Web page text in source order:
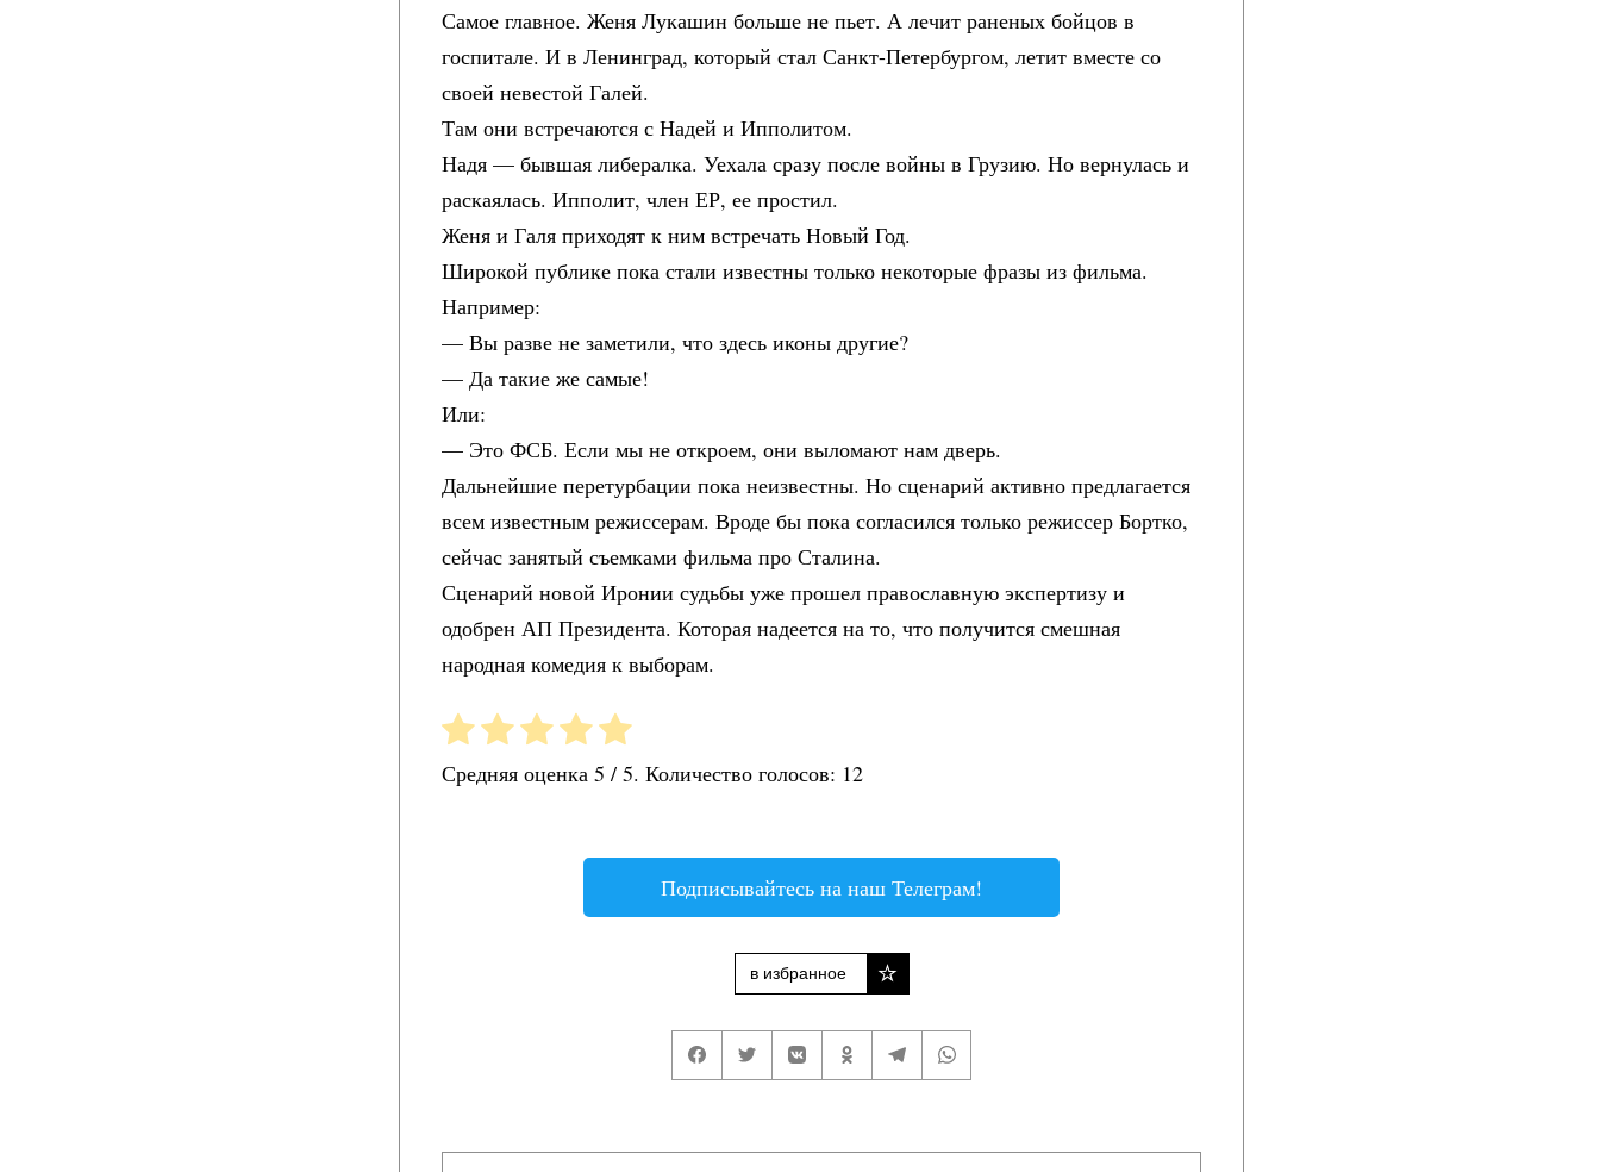
Самое главное. Женя Лукашин больше не пьет. А лечит раненых бойцов в
госпитале. И в Ленинград, который стал Санкт-Петербургом, летит вместе со
своей невестой Галей.
Там они встречаются с Надей и Ипполитом.
Надя — бывшая либералка. Уехала сразу после войны в Грузию. Но вернулась и
раскаялась. Ипполит, член ЕР, ее простил.
Женя и Галя приходят к ним встречать Новый Год.
Широкой публике пока стали известны только некоторые фразы из фильма.
Например:
— Вы разве не заметили, что здесь иконы другие?
— Да такие же самые!
Или:
— Это ФСБ. Если мы не откроем, они выломают нам дверь.
Дальнейшие перетурбации пока неизвестны. Но сценарий активно предлагается
всем известным режиссерам. Вроде бы пока согласился только режиссер Бортко,
сейчас занятый съемками фильма про Сталина.
Сценарий новой Иронии судьбы уже прошел православную экспертизу и
одобрен АП Президента. Которая надеется на то, что получится смешная
народная комедия к выборам.
Средняя оценка5 / 5. Количество голосов: 12
Подписывайтесь на наш Телеграм!
в избранное